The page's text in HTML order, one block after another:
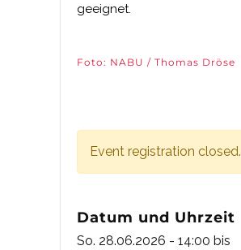
geeignet.
Foto: NABU / Thomas Dröse
Event registration closed.
Datum und Uhrzeit
So. 28.06.2026 - 14:00 bis